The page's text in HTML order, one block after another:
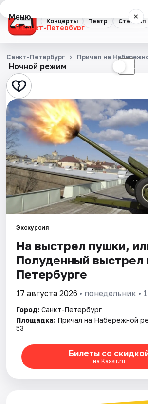
Концерты Театр Стендап
Меню ×
Санкт-Петербург
Концерты
Театр
Стендап
Выставки
Квесты
Экскурсии
Спорт
События
Города
Площадки
Артисты
Рейтинги
Ночной режим ☾
Санкт-Петербург Причал на
Экскурсия
На выстрел пушки,
Полуденный выстрел
Петербурге
17 августа 2026 • понедельник •
Город: Санкт-Петербург
Площадка: Причал на Набережной
53
Билеты со
на Kassir.ru